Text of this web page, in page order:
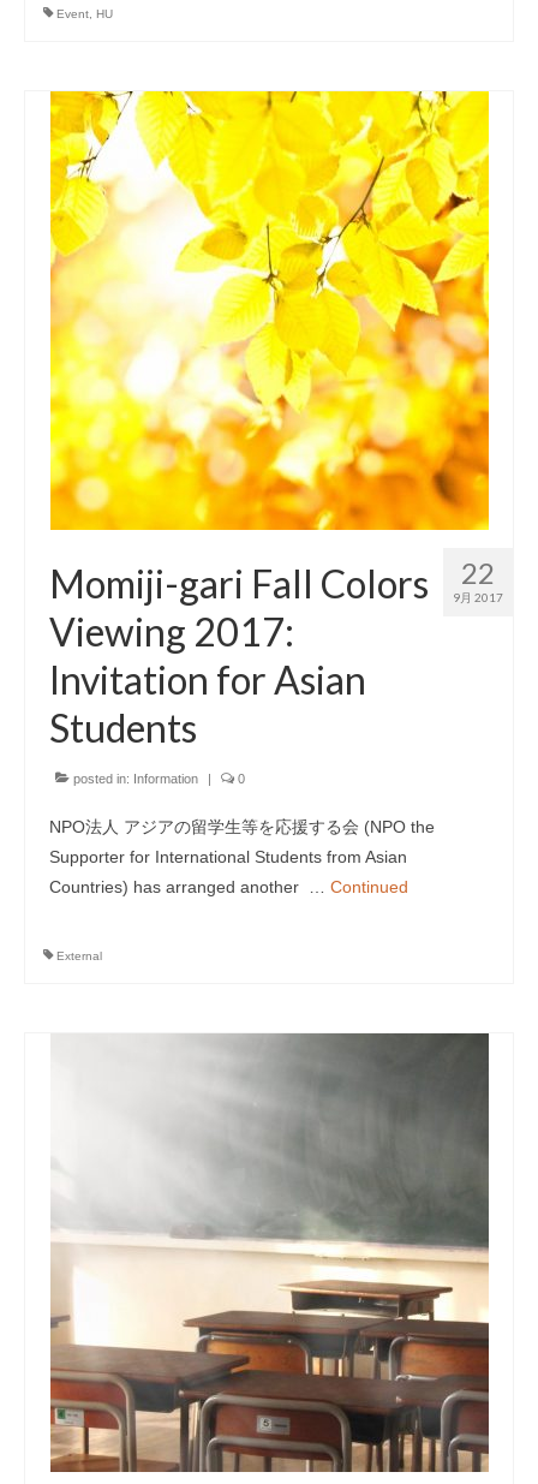
Event HU
22
9月 2017
Momiji-gari Fall Colors
Viewing 2017:
Invitation for Asian
Students
posted in: Information | 0
NPO法人 アジアの留学生等を応援する会 (NPO the
Supporter for International Students from Asian
Countries) has arranged another … Continued
External